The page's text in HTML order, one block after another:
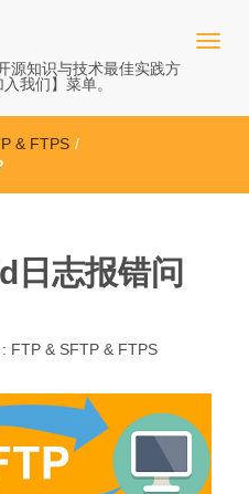
源知识与技术最佳实践方
我们】菜单。
& FTPS /
日志报错问
FTP & SFTP & FTPS